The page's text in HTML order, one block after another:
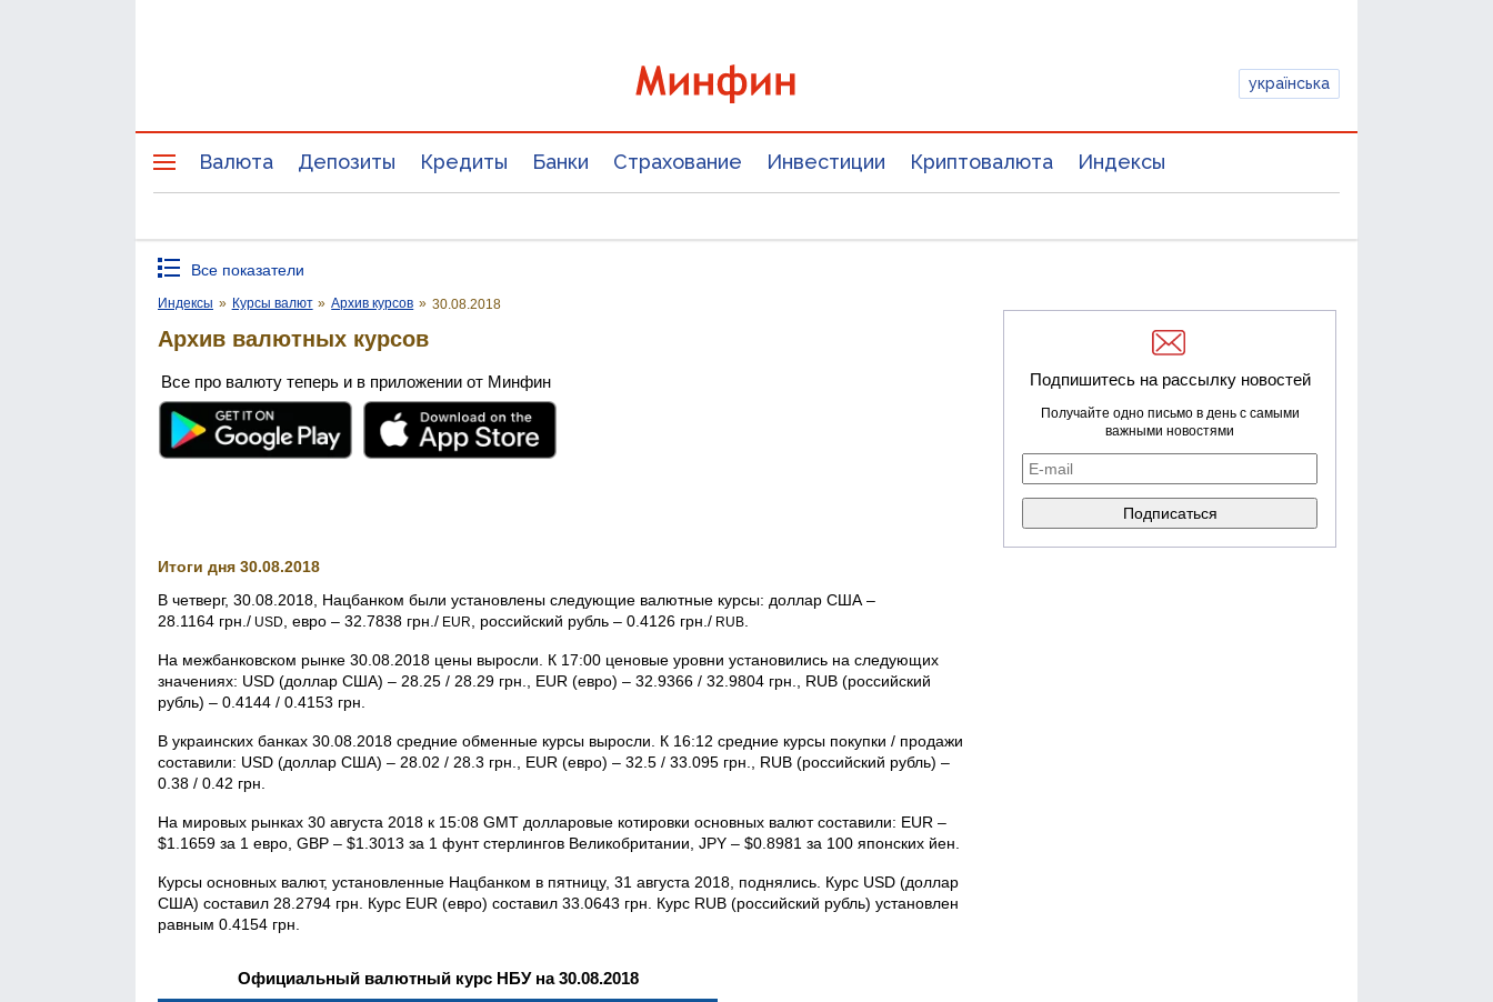
українська
Валюта Депозиты Кредиты Банки Страхование Инвестиции Криптовалюта Индексы
Все показатели
Индексы » Курсы валют » Архив курсов » 30.08.2018
Архив валютных курсов
Все про валюту теперь и в приложении от Минфин
Итоги дня 30.08.2018
В четверг, 30.08.2018, Нацбанком были установлены следующие валютные курсы: доллар США –
28.1164 грн./ USD , евро – 32.7838 грн./ EUR , российский рубль – 0.4126 грн./ RUB
На межбанковском рынке 30.08.2018 цены выросли. К 17:00 ценовые уровни установились на следующих
значениях: USD (доллар США) – 28.25 / 28.29 грн., EUR (евро) – 32.9366 / 32.9804 грн., RUB (российский
рубль) – 0.4144 / 0.4153 грн.
В украинских банках 30.08.2018 средние обменные курсы выросли. К 16:12 средние курсы покупки / продажи
составили: USD (доллар США) – 28.02 / 28.3 грн., EUR (евро) – 32.5 / 33.095 грн., RUB (российский рубль) –
0.38 / 0.42 грн.
На мировых рынках 30 августа 2018 к 15:08 GMT долларовые котировки основных валют составили: EUR –
$1.1659 за 1 евро, GBP – $1.3013 за 1 фунт стерлингов Великобритании, JPY – $0.8981 за 100 японских йен.
Курсы основных валют, установленные Нацбанком в пятницу, 31 августа 2018, поднялись. Курс USD (доллар
США) составил 28.2794 грн. Курс EUR (евро) составил 33.0643 грн. Курс RUB (российский рубль) установлен
равным 0.4154 грн.
Официальный валютный курс НБУ на 30.08.2018
Подпишитесь на рассылку новостей
Получайте одно письмо в день с самыми
важными новостями